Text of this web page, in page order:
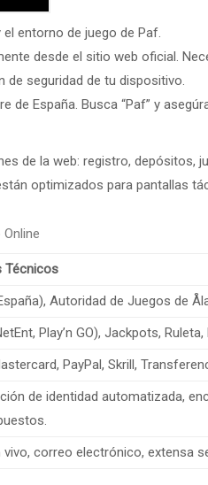
entorno de juego de Paf.
desde el sitio web oficial.
de seguridad de tu dispositivo.
de España. Busca “Paf” y
de la web: registro, depósitos,
optimizados para pantallas
Técnicos
Autoridad de Juegos de
Play’n GO), Jackpots,
PayPal, Skrill,
de identidad automatizada,
vivo, correo electrónico, extensa